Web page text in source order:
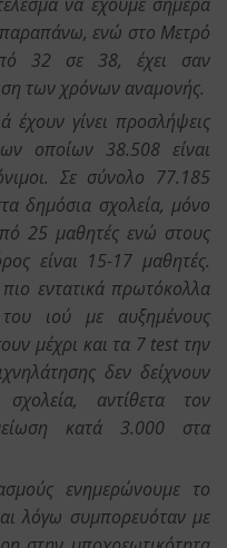
ενώ στο Μετρό
32 σε 38, έχει σαν
των χρόνων αναμονής.
έχουν γίνει προσλήψεις
οποίων 38.508 είναι
Σε σύνολο 77.185
δημόσια σχολεία, μόνο
25 μαθητές ενώ στους
είναι 15-17 μαθητές.
εντατικά πρωτόκολλα
ιού με αυξημένους
μέχρι και τα 7 test την
δεν δείχνουν
αντίθετα τον
κατά 3.000 στα
ενημερώνουμε το
λόγω συμπορευόταν με